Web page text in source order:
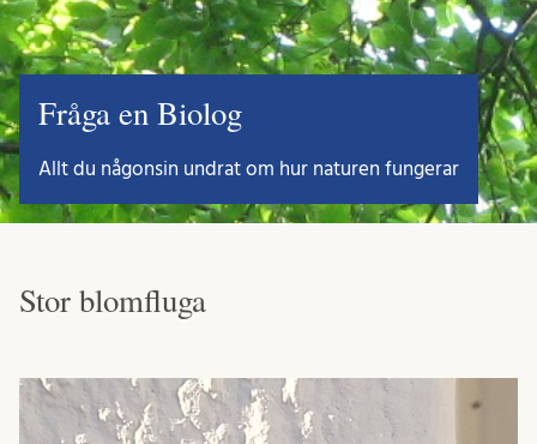
Fråga en Biolog
Allt du någonsin undrat om hur naturen fungerar
Stor blomfluga